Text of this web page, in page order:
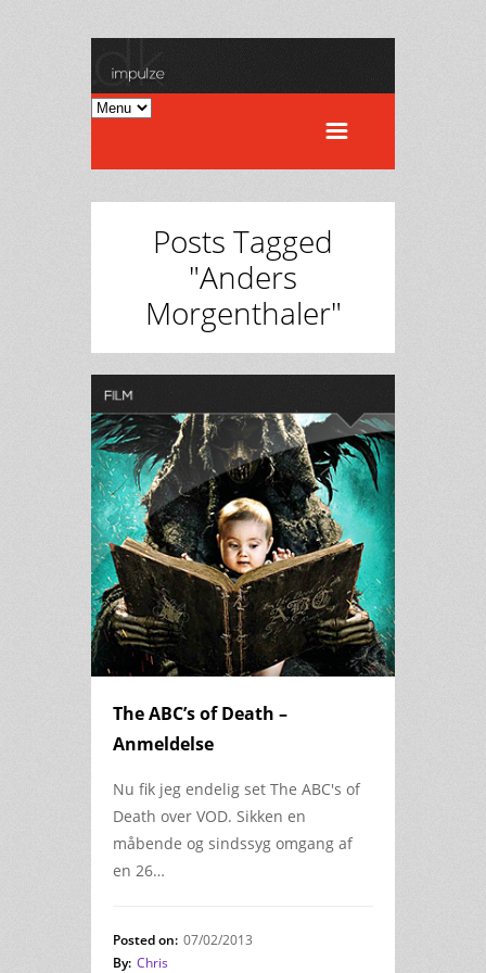
Posts Tagged
"Anders
Morgenthaler"
The ABC’s of Death –
Anmeldelse
Nu fik jeg endelig set The ABC's of
Death over VOD. Sikken en
måbende og sindssyg omgang af
en 26…
Posted on: 07/02/2013
By: Chris